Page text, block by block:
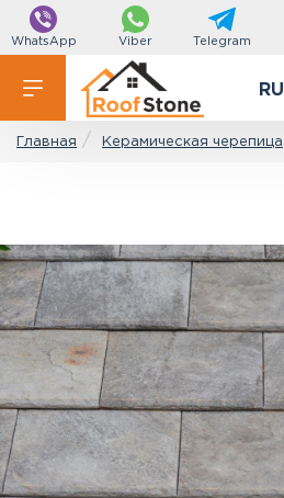
WhatsApp Viber Telegram
RU
Главная Керамическая черепица